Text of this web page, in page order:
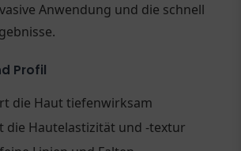
Anwendung und die schnell
Profil
die Haut tiefenwirksam
die Hautelastizität und -textur